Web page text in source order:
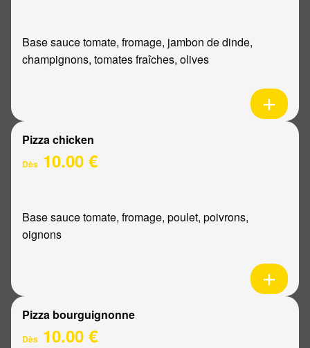
Base sauce tomate, fromage, jambon de dinde,
champignons, tomates fraîches, olives
Pizza chicken
Dès 10.00 €
Base sauce tomate, fromage, poulet, poivrons,
oignons
Pizza bourguignonne
Dès 10.00 €